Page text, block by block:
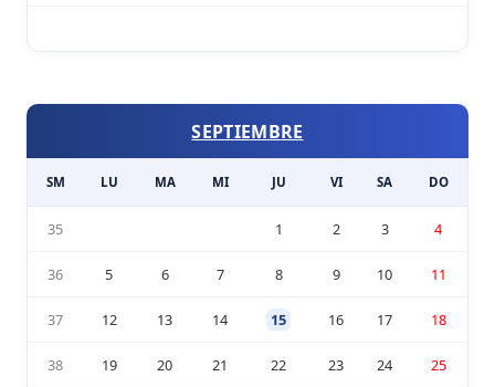
SEPTIEMBRE
SM LU MA MI JU VI SA DO
35 1 2 3 4
36 5 6 7 8 9 10 11
37 12 13 14 15 16 17 18
38 19 20 21 22 23 24 25